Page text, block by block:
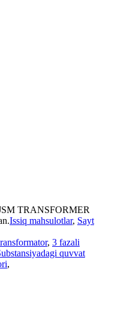
TRANSFORMER
Issiq mahsulotlar, Sayt
, 3 fazali
quvvat
,